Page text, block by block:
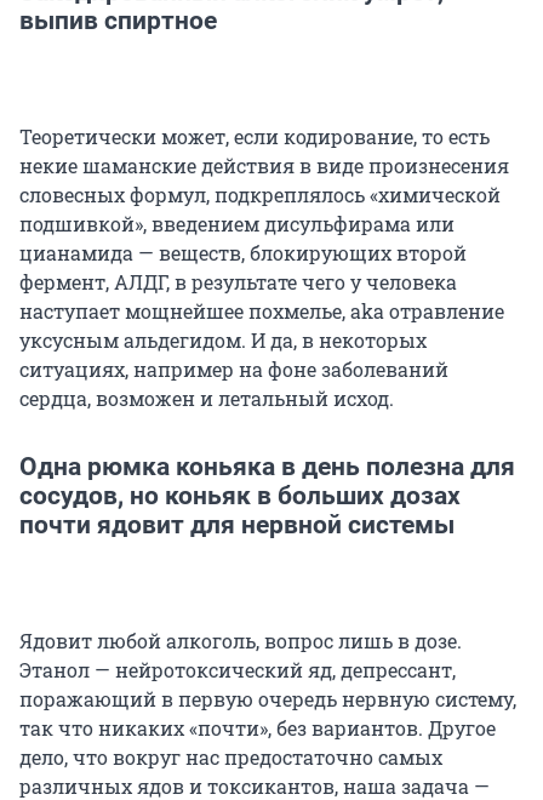
выпив спиртное
Теоретически может, если кодирование, то есть
некие шаманские действия в виде произнесения
словесных формул, подкреплялось «химической
подшивкой», введением дисульфирама или
цианамида — веществ, блокирующих второй
фермент, АЛДГ, в результате чего у человека
наступает мощнейшее похмелье, аkа отравление
уксусным альдегидом. И да, в некоторых
ситуациях, например на фоне заболеваний
сердца, возможен и летальный исход.
Одна рюмка коньяка в день полезна для
сосудов, но коньяк в больших дозах
почти ядовит для нервной системы
Ядовит любой алкоголь, вопрос лишь в дозе.
Этанол — нейротоксический яд, депрессант,
поражающий в первую очередь нервную систему,
так что никаких «почти», без вариантов. Другое
дело, что вокруг нас предостаточно самых
различных ядов и токсикантов, наша задача —